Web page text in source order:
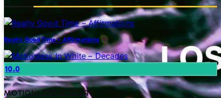
Really Good Time – Affirmations
10.0
MOTIONLESS IN WHITE